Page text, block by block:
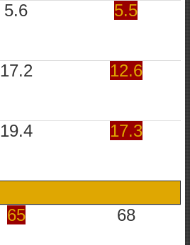
5.6 5.5
17.2 12.6
19.4 17.3
65 68